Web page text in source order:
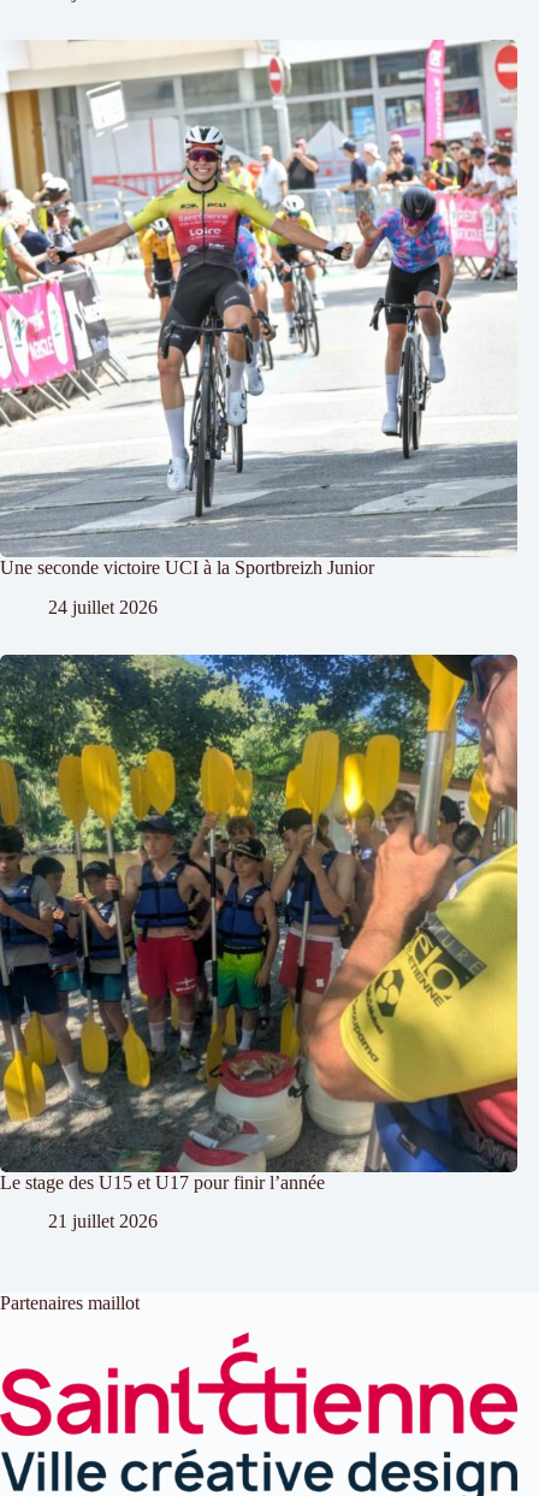
Une seconde victoire UCI à la Sportbreizh Junior
24 juillet 2026
Le stage des U15 et U17 pour finir l’année
21 juillet 2026
Partenaires maillot